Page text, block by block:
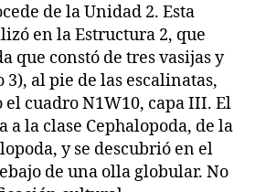
de la Unidad 2. Esta
en la Estructura 2, que
que constó de tres vasijas y
3), al pie de las escalinatas,
cuadro N1W10, capa III. El
a la clase Cephalopoda, de la
y se descubrió en el
de una olla globular. No